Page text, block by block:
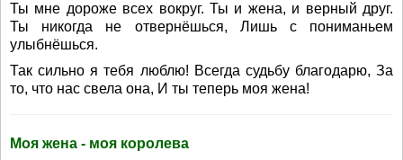
Ты мне дороже всех вокруг. Ты и жена, и верный друг.
Ты никогда не отвернёшься, Лишь с пониманьем
улыбнёшься.
Так сильно я тебя люблю! Всегда судьбу благодарю, За
то, что нас свела она, И ты теперь моя жена!
Моя жена - моя королева